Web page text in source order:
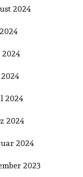
2024
2024
2024
2024
2023